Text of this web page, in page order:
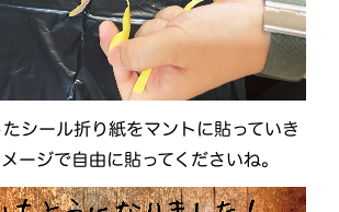
シール折り紙をマントに貼っていき
ージで自由に貼ってくださいね。